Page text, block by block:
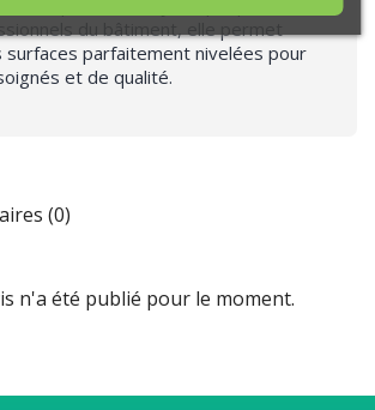
du bâtiment, elle permet
parfaitement nivelées pour
et de qualité.
(0)
n'a été publié pour le moment.